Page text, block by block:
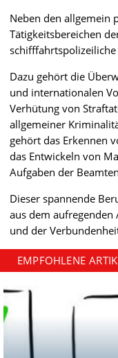
Neben den allgemein
Tätigkeitsbereichen
schifffahrtspolizeiliche
Dazu gehört die
und internationalen
Verhütung von
allgemeiner
gehört das Erkennen
das Entwickeln von
Aufgaben der
Dieser spannende
aus dem aufregenden
und der
EMPFOHLENE